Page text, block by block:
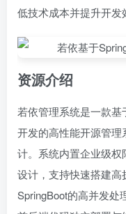
低技术成本并提升开发
资源介绍
若依管理系统是一款基
开发的高性能开源管
计。系统内置企业级
设计，支持快速搭建
SpringBoot的高并发处